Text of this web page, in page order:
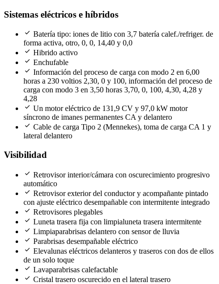
Sistemas eléctricos e híbridos
check Batería tipo: iones de litio con 3,7 batería calef./refriger. de
forma activa, otro, 0, 0, 14,40 y 0,0
check Hibrido activo
check Enchufable
check Información del proceso de carga con modo 2 en 6,00
horas a 230 voltios 2,30, 0 y 100, información del proceso de
carga con modo 3 en 3,50 horas 3,70, 0, 100, 4,30, 4,28 y
4,28
check Un motor eléctrico de 131,9 CV y 97,0 kW motor
síncrono de imanes permanentes CA y delantero
check Cable de carga Tipo 2 (Mennekes), toma de carga CA 1 y
lateral delantero
Visibilidad
check Retrovisor interior/cámara con oscurecimiento progresivo
automático
check Retrovisor exterior del conductor y acompañante pintado
con ajuste eléctrico desempañable con intermitente integrado
check Retrovisores plegables
check Luneta trasera fija con limpialuneta trasera intermitente
check Limpiaparabrisas delantero con sensor de lluvia
check Parabrisas desempañable eléctrico
check Elevalunas eléctricos delanteros y traseros con dos de ellos
de un solo toque
check Lavaparabrisas calefactable
check Cristal trasero oscurecido en el lateral trasero